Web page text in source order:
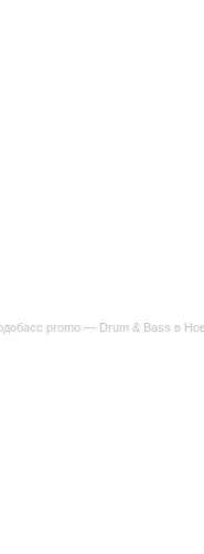
promo — Drum & Bass в